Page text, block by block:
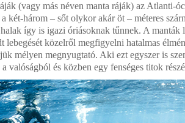
(vagy más néven manta ráják) az Atlanti-
két-három – sőt olykor akár öt – méteres
így is igazi óriásoknak tűnnek. A manták
lebegését közelről megfigyelni hatalmas
mélyen megnyugtató. Aki ezt egyszer is
valóságból és közben egy fenséges titok